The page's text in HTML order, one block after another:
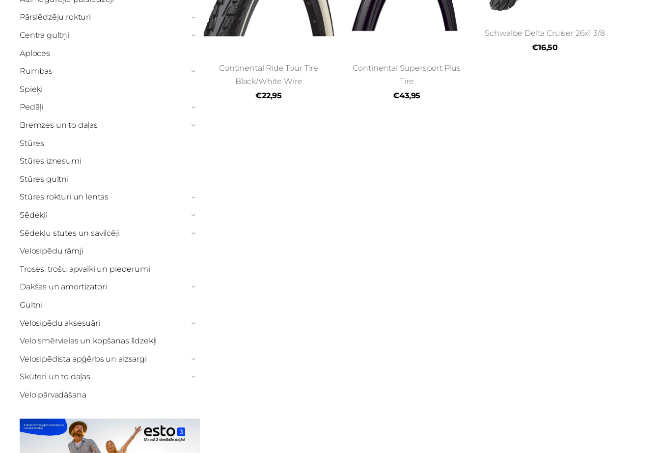
Pārslēdzēju rokturi ›
Centra gultņi ›
Aploces
Rumbas
›
Spieķi
Pedāļi
›
Bremzes un to daļas ›
Stūres
Stūres iznesumi
Stūres gultņi
Stūres rokturi un lentas
›
Sēdekļi ›
Sēdekļu stutes un savilcēji ›
Velosipēdu rāmji
Troses, trošu apvalki un piederumi
Dakšas un amortizatori
›
Gultņi
Velosipēdu aksesuāri
›
Velo smērvielas un kopšanas līdzekļi
Velosipēdista apģērbs un aizsargi
›
Skūteri un to daļas ›
Velo pārvadāšana
Continental Ride Tour Tire
Black/White Wire
€22,95
Continental Supersport Plus
Tire
€43,95
Schwalbe Delta Cruiser 26x1 3/8
€16,50